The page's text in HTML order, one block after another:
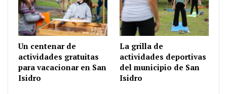
Un centenar de
actividades gratuitas
para vacacionar en San
Isidro
La grilla de
actividades deportivas
del municipio de San
Isidro